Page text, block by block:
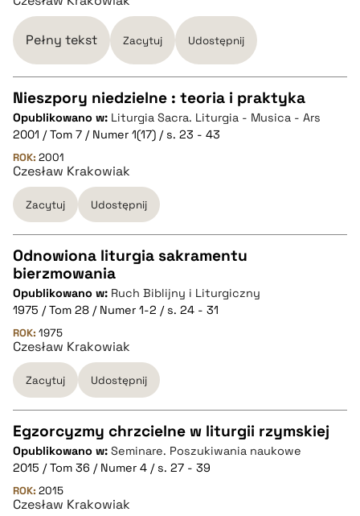
BIBTEX
pobierz cytat
Pełny tekst Zacytuj Udostępnij
CZYSTY TEKST
pobierz cytat
BIBTEX
pobierz cytat
Nieszpory niedzielne : teoria i praktyka
Opublikowano w: Liturgia Sacra. Liturgia - Musica - Ars
2001 / Tom 7 / Numer 1(17) / s. 23 - 43
ROK: 2001
Czesław Krakowiak
Zacytuj Udostępnij
CZYSTY TEKST
pobierz cytat
BIBTEX
pobierz cytat
Odnowiona liturgia sakramentu
bierzmowania
Opublikowano w: Ruch Biblijny i Liturgiczny
1975 / Tom 28 / Numer 1-2 / s. 24 - 31
ROK: 1975
Czesław Krakowiak
Zacytuj Udostępnij
CZYSTY TEKST
pobierz cytat
Egzorcyzmy chrzcielne w liturgii rzymskiej
Opublikowano w: Seminare. Poszukiwania naukowe
2015 / Tom 36 / Numer 4 / s. 27 - 39
ROK: 2015
Czesław Krakowiak